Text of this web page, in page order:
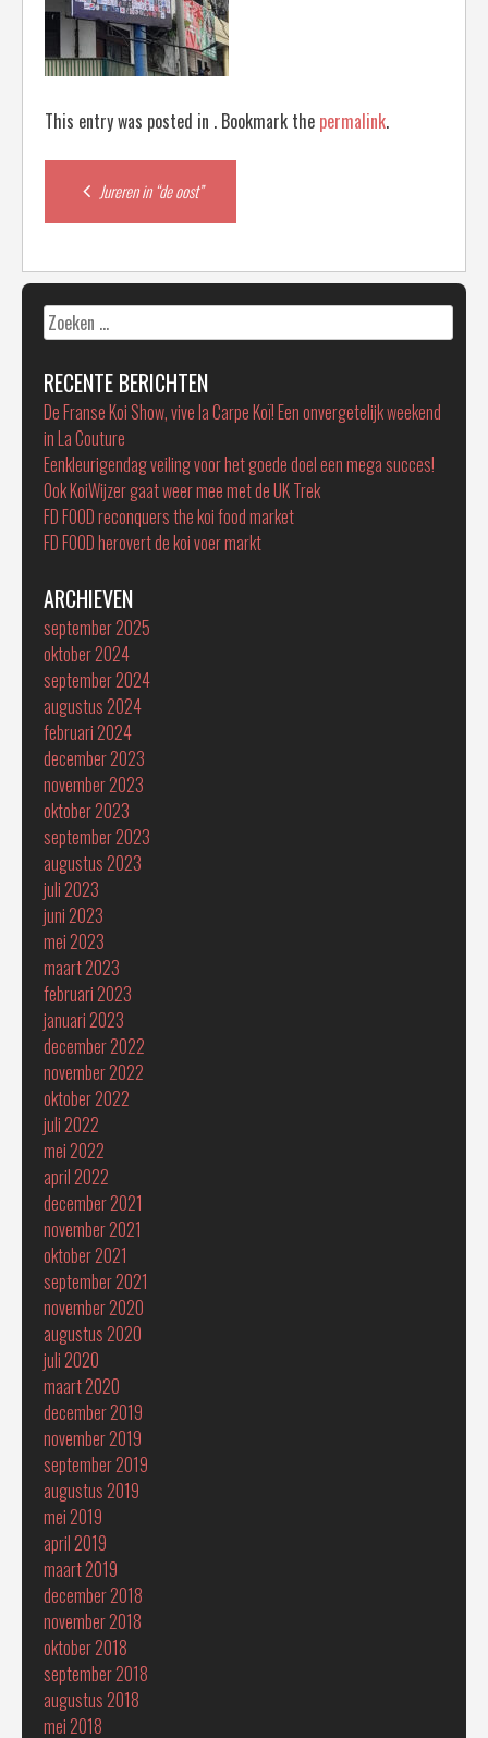
This entry was posted in . Bookmark the permalink.
Post
navigation
Jureren in “de oost”
Zoeken
naar:
RECENTE BERICHTEN
De Franse Koi Show, vive la Carpe Koï! Een onvergetelijk weekend
in La Couture
Eenkleurigendag veiling voor het goede doel een mega succes!
Ook KoiWijzer gaat weer mee met de UK Trek
FD FOOD reconquers the koi food market
FD FOOD herovert de koi voer markt
ARCHIEVEN
september 2025
oktober 2024
september 2024
augustus 2024
februari 2024
december 2023
november 2023
oktober 2023
september 2023
augustus 2023
juli 2023
juni 2023
mei 2023
maart 2023
februari 2023
januari 2023
december 2022
november 2022
oktober 2022
juli 2022
mei 2022
april 2022
december 2021
november 2021
oktober 2021
september 2021
november 2020
augustus 2020
juli 2020
maart 2020
december 2019
november 2019
september 2019
augustus 2019
mei 2019
april 2019
maart 2019
december 2018
november 2018
oktober 2018
september 2018
augustus 2018
mei 2018